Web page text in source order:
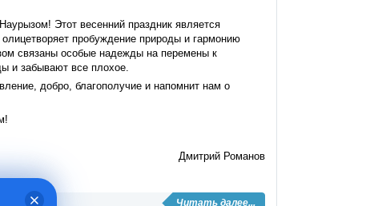
Этот весенний праздник является
пробуждение природы и гармонию
связаны особые надежды на перемены к
и забывают все плохое.
добро, благополучие и напомнит нам о
Дмитрий Романов
Читать далее...